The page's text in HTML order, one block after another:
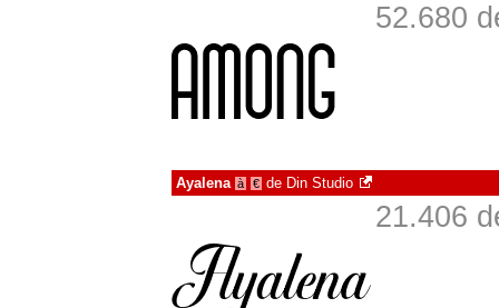
52.680
Ayalena à € de Din Studio
21.406